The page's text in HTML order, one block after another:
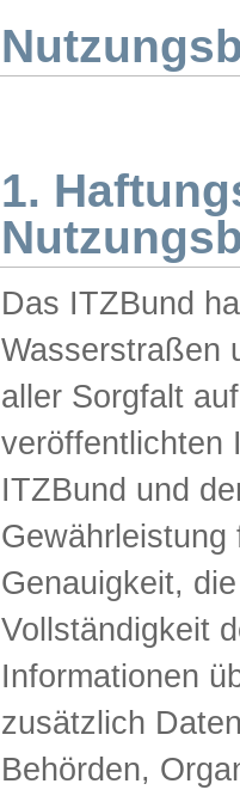
1.
Das ITZBund
Wasserstraßen
aller Sorgfalt
veröffentlichten
ITZBund und
Genauigkeit,
Vollständigkeit
Informationen
zusätzlich
Behörden,